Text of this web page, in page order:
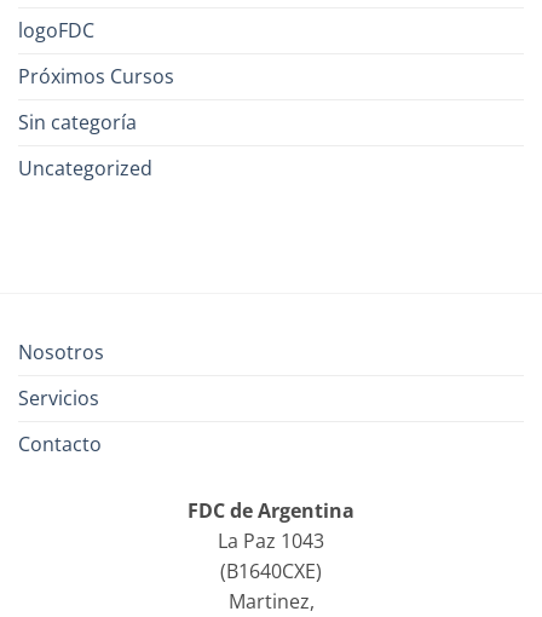
logoFDC
Próximos Cursos
Sin categoría
Uncategorized
Nosotros
Servicios
Contacto
FDC de Argentina
La Paz 1043
(B1640CXE)
Martinez,